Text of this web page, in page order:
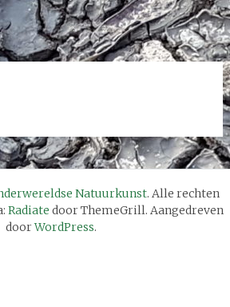
Natuurkunst. Alle rechten
Radiate door ThemeGrill. Aangedreven
doorWordPress.